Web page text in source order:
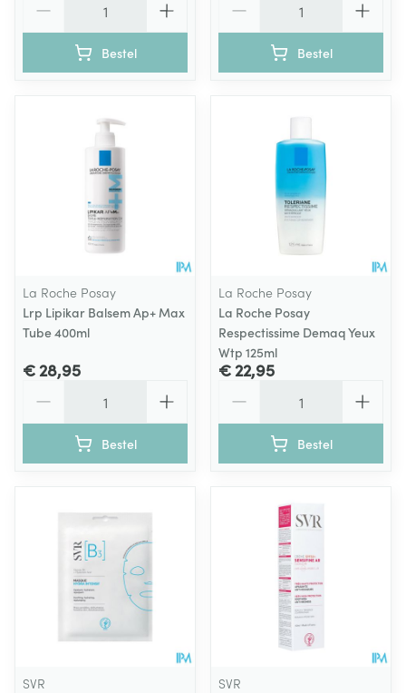
Bestel Bestel
La Roche Posay
Lrp Lipikar Balsem Ap+ Max
Tube 400ml
€ 28,95
Bestel
La Roche Posay
La Roche Posay
Respectissime Demaq Yeux
Wtp 125ml
€ 22,95
Bestel
SVR
SVR